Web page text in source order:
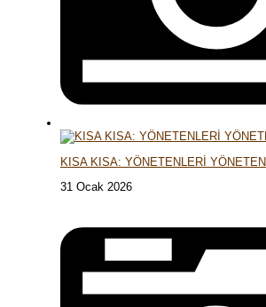
KISA KISA: YÖNETENLERİ YÖNETEN
31 Ocak 2026